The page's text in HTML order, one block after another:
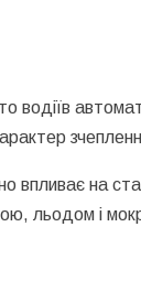
водіїв
на
льодом і